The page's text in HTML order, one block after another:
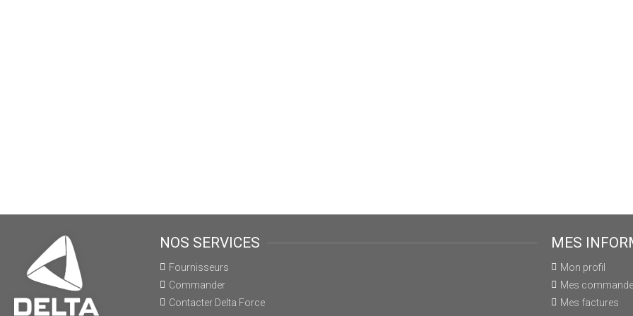
NOS SERVICES
Fournisseurs
Commander
Contacter Delta Force
MES
Mon profil
Mes
Mes factures